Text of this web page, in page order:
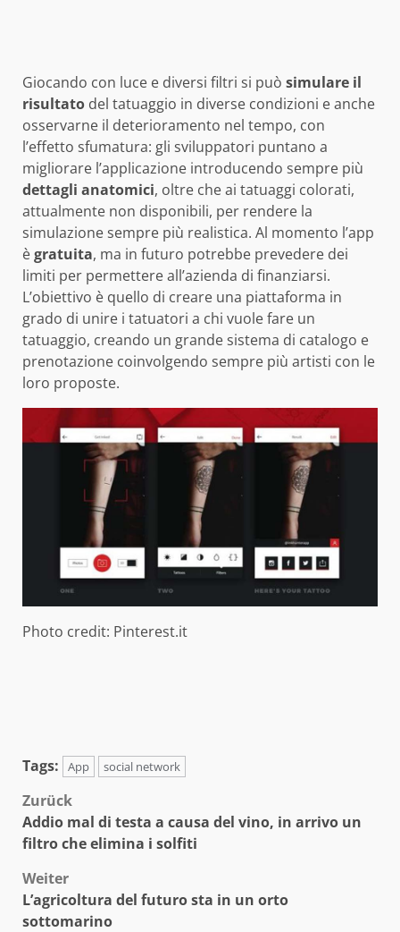
Giocando con luce e diversi filtri si può simulare il
risultato del tatuaggio in diverse condizioni e anche
osservarne il deterioramento nel tempo, con
l’effetto sfumatura: gli sviluppatori puntano a
migliorare l’applicazione introducendo sempre più
dettagli anatomici, oltre che ai tatuaggi colorati,
attualmente non disponibili, per rendere la
simulazione sempre più realistica. Al momento l’app
ègratuita, ma in futuro potrebbe prevedere dei
limiti per permettere all’azienda di finanziarsi.
L’obiettivo è quello di creare una piattaforma in
grado di unire i tatuatori a chi vuole fare un
tatuaggio, creando un grande sistema di catalogo e
prenotazione coinvolgendo sempre più artisti con le
loro proposte.
Photo credit: Pinterest.it
Tags: App social network
Beitragsnavigation
Zurück
Addio mal di testa a causa del vino, in arrivo un
filtro che elimina i solfiti
Weiter
L’agricoltura del futuro sta in un orto
sottomarino